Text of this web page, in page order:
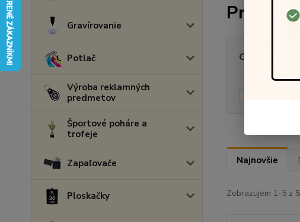
Gravírovanie
Potlač
Výroba reklamných
predmetov
Športové poháre a
trofeje
Zapaľovače
Ploskačky
Pre deti
Cena:
Najnovšie
Zobrazujem 1-5 z 5